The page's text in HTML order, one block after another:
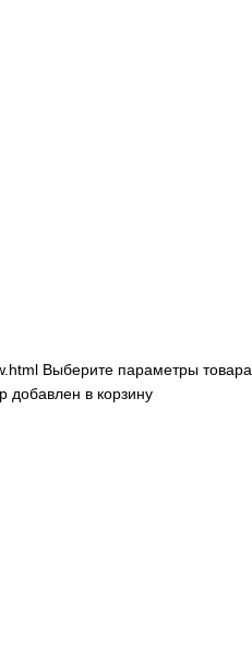
Выберите параметры товара.
добавлен в корзину